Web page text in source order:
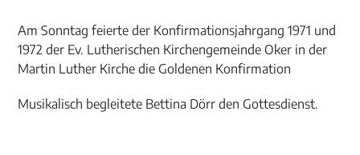
Am Sonntag feierte der Konfirmationsjahrgang 1971 und
1972 der Ev. Lutherischen Kirchengemeinde Oker in der
Martin Luther Kirche die Goldenen Konfirmation
Musikalisch begleitete Bettina Dörr den Gottesdienst.